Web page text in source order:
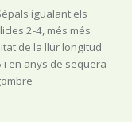
igualant els
2-4, més més
de la llur longitud
i en anys de sequera